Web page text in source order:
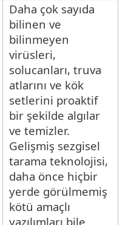
Daha çok sayıda
bilinen ve
bilinmeyen
virüsleri,
solucanları, truva
atlarını ve kök
setlerini proaktif
bir şekilde algılar
ve temizler.
Gelişmiş sezgisel
tarama teknolojisi,
daha önce hiçbir
yerde görülmemiş
kötü amaçlı
yazılımları bile